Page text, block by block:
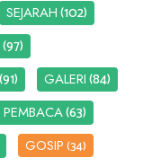
SEJARAH(102)
(97)
(91) GALERI(84)
PEMBACA(63)
GOSIP(34)